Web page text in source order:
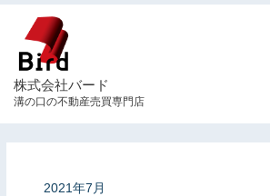
プ
株式会社バード
溝の口の不動産売買専門店
2021年7月